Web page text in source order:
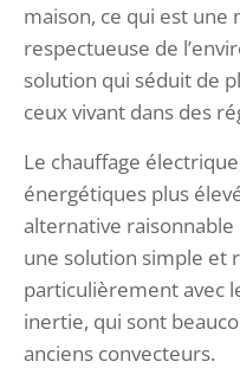
maison, ce qui est
respectueuse de
solution qui séduit de
ceux vivant dans des
Le chauffage
énergétiques plus
alternative
une solution simple et
particulièrement avec
inertie, qui sont
anciens convecteurs.